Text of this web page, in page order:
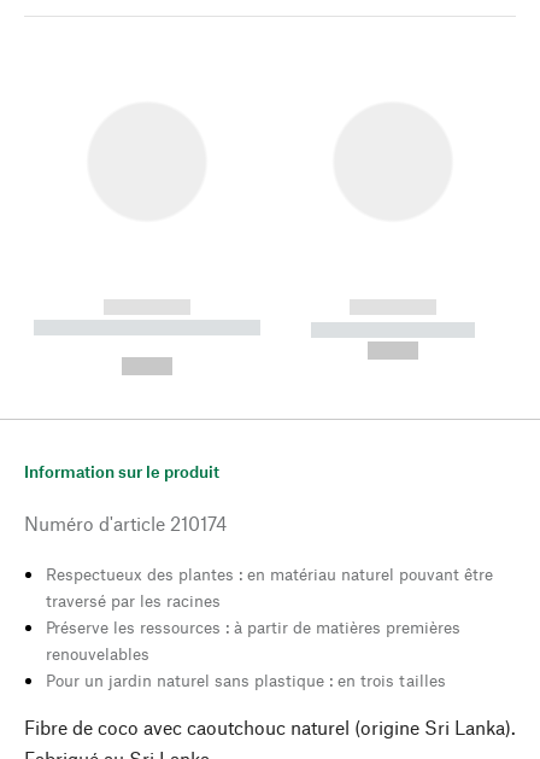
------------
----------- ----------- --------
------------
----------- -----------
Information sur le produit
Numéro d'article 210174
Respectueux des plantes : en matériau naturel pouvant être
traversé par les racines
Préserve les ressources : à partir de matières premières
renouvelables
Pour un jardin naturel sans plastique : en trois tailles
Fibre de coco avec caoutchouc naturel (origine Sri Lanka).